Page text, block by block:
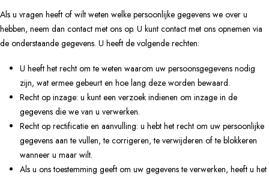
Als u vragen heeft of wilt weten welke persoonlijke gegevens we over u
hebben, neem dan contact met ons op. U kunt contact met ons opnemen via
de onderstaande gegevens. U heeft de volgende rechten:
U heeft het recht om te weten waarom uw persoonsgegevens nodig
zijn, wat ermee gebeurt en hoe lang deze worden bewaard.
Recht op inzage: u kunt een verzoek indienen om inzage in de
gegevens die we van u verwerken.
Recht op rectificatie en aanvulling: u hebt het recht om uw persoonlijke
gegevens aan te vullen, te corrigeren, te verwijderen of te blokkeren
wanneer u maar wilt.
Als u ons toestemming geeft om uw gegevens te verwerken, heeft u het